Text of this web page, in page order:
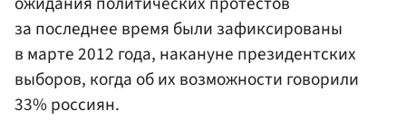
за последнее время были зафиксированы
в марте 2012 года, накануне президентских
выборов, когда об их возможности говорили
33% россиян.